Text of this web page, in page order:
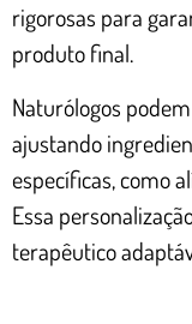
rigorosas para
produto final.
Naturólogos
ajustando
específicas, como
Essa
terapêutico